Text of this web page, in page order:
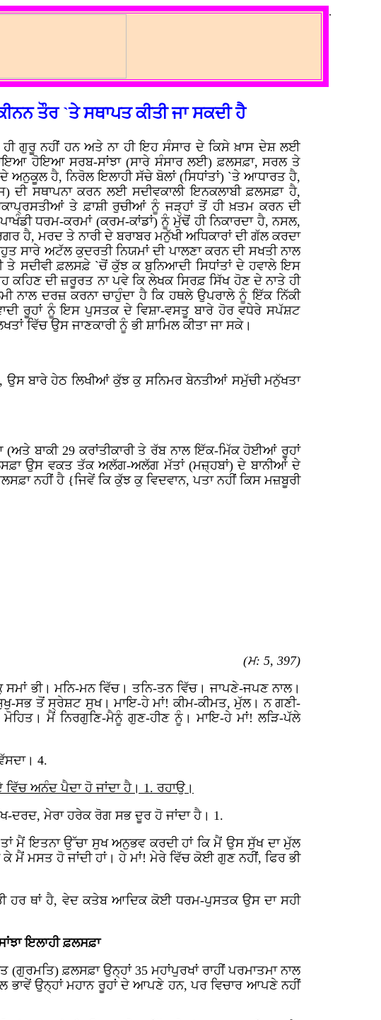
ਤੌਰ `ਤੇ ਸਥਾਪਤ ਕੀਤੀ ਜਾ ਸਕਦੀ ਹੈ
ਗੁਰੂ ਨਹੀਂ ਹਨ ਅਤੇ ਨਾ ਹੀ ਇਹ ਸੰਸਾਰ ਦੇ ਕਿਸੇ ਖ਼ਾਸ ਦੇਸ਼ ਲਈ
ਹੋਇਆ ਸਰਬ-ਸਾਂਝਾ (ਸਾਰੇ ਸੰਸਾਰ ਲਈ) ਫ਼ਲਸਫ਼ਾ, ਸਰਲ ਤੇ
ਅਨੁਕੂਲ ਹੈ, ਨਿਰੋਲ ਇਲਾਹੀ ਸੱਚੇ ਬੋਲਾਂ (ਸਿਧਾਂਤਾਂ) `ਤੇ ਆਧਾਰਤ ਹੈ,
ਦੀ ਸਥਾਪਨਾ ਕਰਨ ਲਈ ਸਦੀਵਕਾਲੀ ਇਨਕਲਾਬੀ ਫ਼ਲਸਫ਼ਾ ਹੈ,
ਤੇ ਫ਼ਾਸ਼ੀ ਰੁਚੀਆਂ ਨੂੰ ਜੜ੍ਹਾਂ ਤੋਂ ਹੀ ਖ਼ਤਮ ਕਰਨ ਦੀ
ਧਰਮ-ਕਰਮਾਂ (ਕਰਮ-ਕਾਂਡਾਂ) ਨੂੰ ਮੁੱਢੋਂ ਹੀ ਨਿਕਾਰਦਾ ਹੈ, ਨਸਲ,
ਹੈ, ਮਰਦ ਤੇ ਨਾਰੀ ਦੇ ਬਰਾਬਰ ਮਨੁੱਖੀ ਅਧਿਕਾਰਾਂ ਦੀ ਗੱਲ ਕਰਦਾ
ਅਟੱਲ ਕੁਦਰਤੀ ਨਿਯਮਾਂ ਦੀ ਪਾਲਣਾ ਕਰਨ ਦੀ ਸਖਤੀ ਨਾਲ
ਸਦੀਵੀ ਫ਼ਲਸਫ਼ੇ `ਚੋਂ ਕੁੱਝ ਕ ਬੁਨਿਆਦੀ ਸਿਧਾਂਤਾਂ ਦੇ ਹਵਾਲੇ ਇਸ
ਦੀ ਜ਼ਰੂਰਤ ਨਾ ਪਵੇ ਕਿ ਲੇਖਕ ਸਿਰਫ਼ ਸਿੱਖ ਹੋਣ ਦੇ ਨਾਤੇ ਹੀ
ਨਾਲ ਦਰਜ਼ ਕਰਨਾ ਚਾਹੁੰਦਾ ਹੈ ਕਿ ਹਥਲੇ ਉਪਰਾਲੇ ਨੂੰ ਇੱਕ ਨਿੱਕੀ
ਰੂਹਾਂ ਨੂੰ ਇਸ ਪੁਸਤਕ ਦੇ ਵਿਸ਼ਾ-ਵਸਤੂ ਬਾਰੇ ਹੋਰ ਵਧੇਰੇ ਸਪੱਸ਼ਟ
ਵਿੱਚ ਉਸ ਜਾਣਕਾਰੀ ਨੂੰ ਭੀ ਸ਼ਾਮਿਲ ਕੀਤਾ ਜਾ ਸਕੇ।
ਉਸ ਬਾਰੇ ਹੇਠ ਲਿਖੀਆਂ ਕੁੱਝ ਕੁ ਸਨਿਮਰ ਬੇਨਤੀਆਂ ਸਮੁੱਚੀ ਮਨੁੱਖਤਾ
ਬਾਕੀ 29 ਕਰਾਂਤੀਕਾਰੀ ਤੇ ਰੱਬ ਨਾਲ ਇੱਕ-ਮਿੱਕ ਹੋਈਆਂ ਰੂਹਾਂ
ਉਸ ਵਕਤ ਤੱਕ ਅਲੱਗ-ਅਲੱਗ ਮੱਤਾਂ (ਮਜ਼੍ਹਬਾਂ) ਦੇ ਬਾਨੀਆਂ ਦੇ
ਨਹੀਂ ਹੈ {ਜਿਵੇਂ ਕਿ ਕੁੱਝ ਕੁ ਵਿਦਵਾਨ, ਪਤਾ ਨਹੀਂ ਕਿਸ ਮਜ਼ਬੂਰੀ
(ਮ: 5, 397)
ਭੀ। ਮਨਿ-ਮਨ ਵਿੱਚ। ਤਨਿ-ਤਨ ਵਿੱਚ। ਜਾਪਣੇ-ਜਪਣ ਨਾਲ।
ਸੁਖੁ-ਸਭ ਤੋਂ ਸ੍ਰੇਸ਼ਟ ਸੁਖ। ਮਾਇ-ਹੇ ਮਾਂ! ਕੀਮ-ਕੀਮਤ, ਮੁੱਲ। ਨ ਗਣੀ-
ਮੈਂ ਨਿਰਗੁਣਿ-ਮੈਨੂੰ ਗੁਣ-ਹੀਣ ਨੂੰ। ਮਾਇ-ਹੇ ਮਾਂ! ਲੜਿ-ਪੱਲੇ
4.
ਅਨੰਦ ਪੈਦਾ ਹੋ ਜਾਂਦਾ ਹੈ। 1. ਰਹਾਉ।
ਦਰਦ, ਮੇਰਾ ਹਰੇਕ ਰੋਗ ਸਭ ਦੂਰ ਹੋ ਜਾਂਦਾ ਹੈ। 1.
ਤਾਂ ਮੈਂ ਇਤਨਾ ਉੱਚਾ ਸੁਖ ਅਨੁਭਵ ਕਰਦੀ ਹਾਂ ਕਿ ਮੈਂ ਉਸ ਸੁੱਖ ਦਾ ਮੁੱਲ
ਮਸਤ ਹੋ ਜਾਂਦੀ ਹਾਂ। ਹੇ ਮਾਂ! ਮੇਰੇ ਵਿੱਚ ਕੋਈ ਗੁਣ ਨਹੀਂ, ਫਿਰ ਭੀ
ਭੀ ਹਰ ਥਾਂ ਹੈ, ਵੇਦ ਕਤੇਬ ਆਦਿਕ ਕੋਈ ਧਰਮ-ਪੁਸਤਕ ਉਸ ਦਾ ਸਹੀ
ਇਲਾਹੀ ਫ਼ਲਸਫ਼ਾ
ਫ਼ਲਸਫ਼ਾ ਉਨ੍ਹਾਂ 35 ਮਹਾਂਪੁਰਖਾਂ ਰਾਹੀਂ ਪਰਮਾਤਮਾ ਨਾਲ
ਉਨ੍ਹਾਂ ਮਹਾਨ ਰੂਹਾਂ ਦੇ ਆਪਣੇ ਹਨ, ਪਰ ਵਿਚਾਰ ਆਪਣੇ ਨਹੀਂ
.